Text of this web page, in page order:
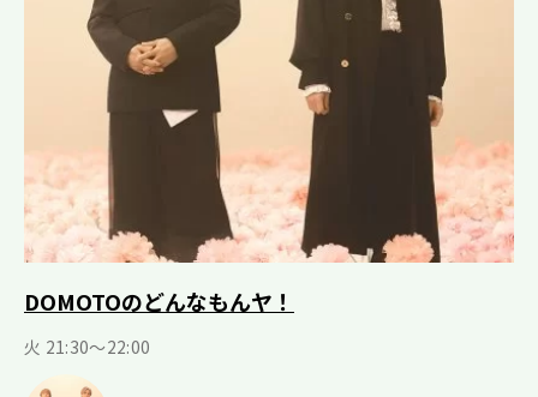
DOMOTOのどんなもんヤ！
火 21:30～22:00